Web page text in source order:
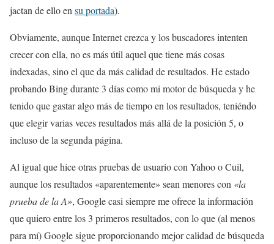
jactan de ello en su portada).
Obviamente, aunque Internet crezca y los buscadores intenten
crecer con ella, no es más útil aquel que tiene más cosas
indexadas, sino el que da más calidad de resultados. He estado
probando Bing durante 3 días como mi motor de búsqueda y he
tenido que gastar algo más de tiempo en los resultados, teniéndo
que elegir varias veces resultados más allá de la posición 5, o
incluso de la segunda página.
Al igual que hice otras pruebas de usuario con Yahoo o Cuil,
aunque los resultados «aparentemente» sean menores con «la
prueba de la A», Google casi siempre me ofrece la información
que quiero entre los 3 primeros resultados, con lo que (al menos
para mí) Google sigue proporcionando mejor calidad de búsqueda